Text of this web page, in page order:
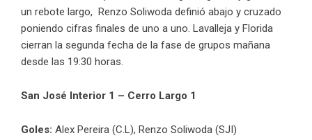
un rebote largo, Renzo Soliwoda definió abajo y cruzado
poniendo cifras finales de uno a uno. Lavalleja y Florida
cierran la segunda fecha de la fase de grupos mañana
desde las 19:30 horas.
San José Interior 1 – Cerro Largo 1
Goles: Alex Pereira (C.L), Renzo Soliwoda (SJI)